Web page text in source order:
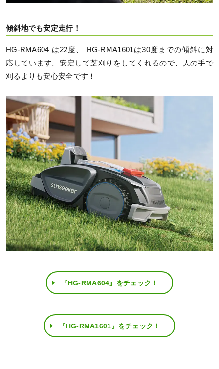
傾斜地でも安定走行！
HG-RMA604 は22度、 HG-RMA1601は30度までの傾斜に対
応しています。安定して芝刈りをしてくれるので、人の手で
刈るよりも安心安全です！
『HG-RMA604』をチェック！
『HG-RMA1601』をチェック！